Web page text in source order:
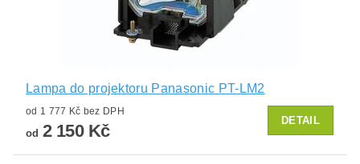
Lampa do projektoru Panasonic PT-LM2
od 1 777 Kč bez DPH
od 2 150 Kč
DETAIL